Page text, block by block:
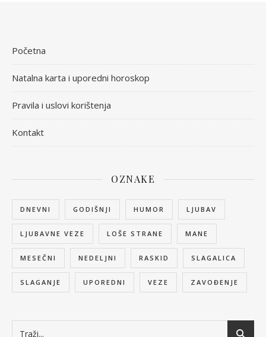
Početna
Natalna karta i uporedni horoskop
Pravila i uslovi korištenja
Kontakt
OZNAKE
DNEVNI GODIŠNJI HUMOR LJUBAV
LJUBAVNE VEZE LOŠE STRANE MANE
MESEČNI NEDELJNI RASKID SLAGALICA
SLAGANJE UPOREDNI VEZE ZAVOĐENJE